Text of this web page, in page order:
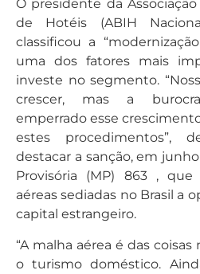
O presidente da
de Hotéis (ABIH
classificou a
uma dos fatores mais
investe no segmento.
crescer, mas a
emperrado esse
estes procedimentos”,
destacar a sanção, em
Provisória (MP) 863 , que
aéreas sediadas no Brasil a
capital estrangeiro.
“A malha aérea é das
o turismo doméstico.